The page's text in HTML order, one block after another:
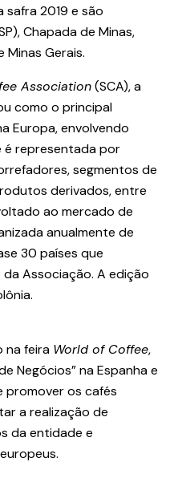
2019 e são
Chapada de Minas,
Minas Gerais.
Association(SCA), a
como o principal
Europa, envolvendo
é representada por
segmentos de
derivados, entre
ao mercado de
anualmente de
30 países que
Associação. A edição
na feira World of Coffee,
Negócios” na Espanha e
promover os cafés
a realização de
da entidade e